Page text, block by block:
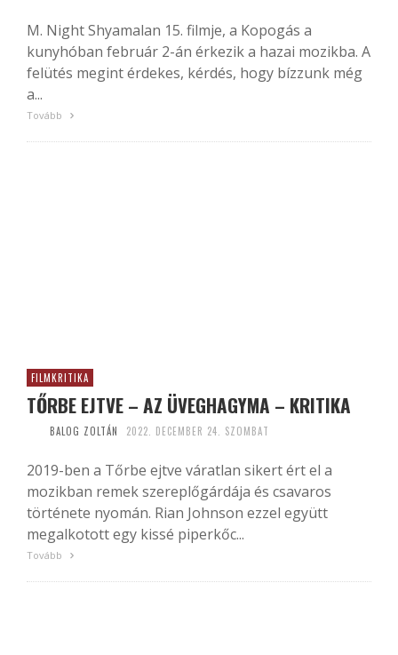
M. Night Shyamalan 15. filmje, a Kopogás a
kunyhóban február 2-án érkezik a hazai mozikba. A
felütés megint érdekes, kérdés, hogy bízzunk még
a...
Tovább
FILMKRITIKA
TŐRBE EJTVE – AZ ÜVEGHAGYMA – KRITIKA
BALOG ZOLTÁN 2022. DECEMBER 24. SZOMBAT
2019-ben a Tőrbe ejtve váratlan sikert ért el a
mozikban remek szereplőgárdája és csavaros
története nyomán. Rian Johnson ezzel együtt
megalkotott egy kissé piperkőc...
Tovább